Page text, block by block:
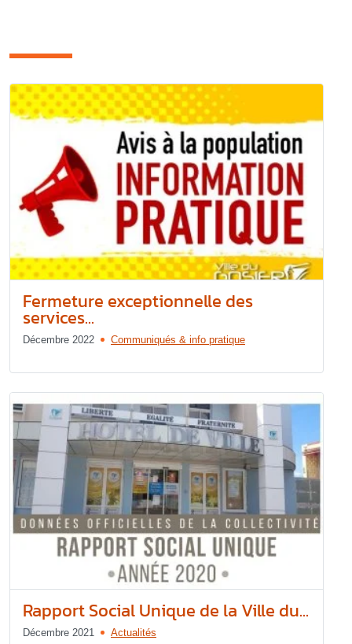
Articles
Fermeture exceptionnelle des
services...
Décembre 2022 Communiqués & info pratique
Rapport Social Unique de la Ville du...
Décembre 2021 Actualités